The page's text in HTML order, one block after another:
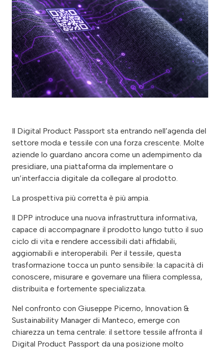
Il Digital Product Passport sta entrando nell’agenda del
settore moda e tessile con una forza crescente. Molte
aziende lo guardano ancora come un adempimento da
presidiare, una piattaforma da implementare o
un’interfaccia digitale da collegare al prodotto.
La prospettiva più corretta è più ampia.
Il DPP introduce una nuova infrastruttura informativa,
capace di accompagnare il prodotto lungo tutto il suo
ciclo di vita e rendere accessibili dati affidabili,
aggiornabili e interoperabili. Per il tessile, questa
trasformazione tocca un punto sensibile: la capacità di
conoscere, misurare e governare una filiera complessa,
distribuita e fortemente specializzata.
Nel confronto con Giuseppe Picerno, Innovation &
Sustainability Manager di Manteco, emerge con
chiarezza un tema centrale: il settore tessile affronta il
Digital Product Passport da una posizione molto